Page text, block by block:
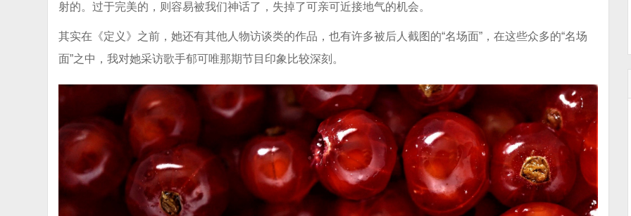
射的。过于完美的，则容易被我们神话了，失掉了可亲可近接地气的机会。
其实在《定义》之前，她还有其他人物访谈类的作品，也有许多被后人截图的“名场面”，在这些众多的“名场
面”之中，我对她采访歌手郁可唯那期节目印象比较深刻。